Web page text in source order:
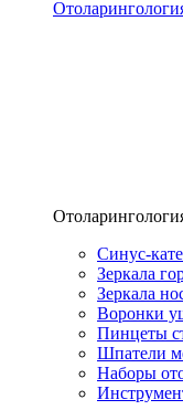
Синус-
Зеркала
Зеркала
Воронки
Пинцеты
Шпатели
Наборы